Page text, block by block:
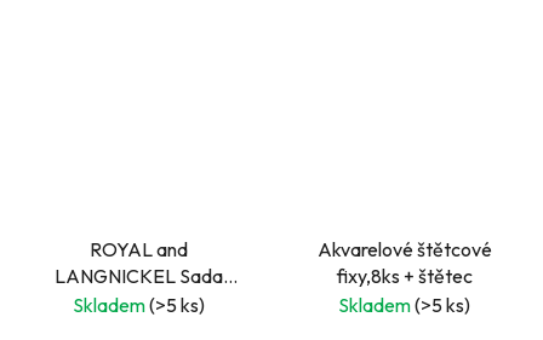
ROYAL and
LANGNICKEL Sada
tužek pro akvarelové
Skladem(>5 ks)
Akvarelové štětcové
fixy,8ks + štětec
Skladem(>5 ks)